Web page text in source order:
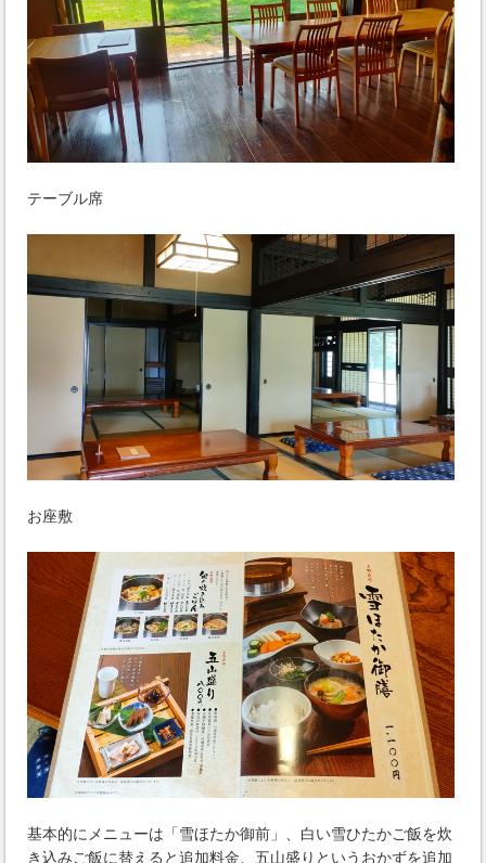
テーブル席
お座敷
基本的にメニューは「雪ほたか御前」、白い雪ひたかご飯を炊
き込みご飯に替えると追加料金、五山盛りというおかずを追加